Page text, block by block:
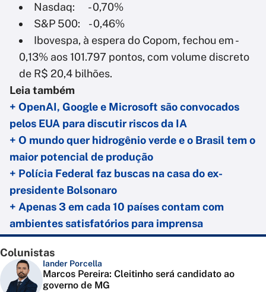
Nasdaq: - 0,70%
S&P 500: - 0,46%
Ibovespa, à espera do Copom, fechou em -
0,13% aos 101.797 pontos, com volume discreto
de R$ 20,4 bilhões.
Leia também
+ OpenAI, Google e Microsoft são convocados
pelos EUA para discutir riscos da IA
+ O mundo quer hidrogênio verde e o Brasil tem o
maior potencial de produção
+ Polícia Federal faz buscas na casa do ex-
presidente Bolsonaro
+ Apenas 3 em cada 10 países contam com
ambientes satisfatórios para imprensa
Colunistas
Iander Porcella
Marcos Pereira: Cleitinho será candidato ao
governo de MG